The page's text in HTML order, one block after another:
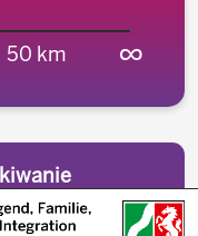
50 km ∞